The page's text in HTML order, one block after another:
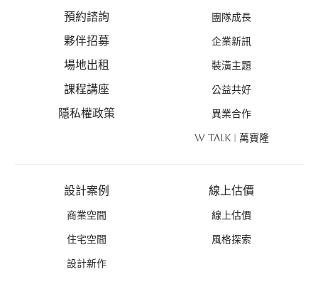
預約諮詢
夥伴招募
場地出租
課程講座
隱私權政策
團隊成長
企業新訊
裝潢主題
公益共好
異業合作
W TALK | 萬寶隆
設計案例
商業空間
住宅空間
設計新作
線上估價
線上估價
風格探索